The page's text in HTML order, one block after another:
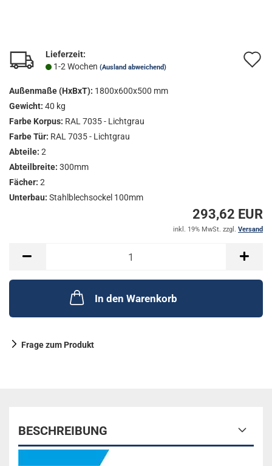
Lieferzeit:
1-2 Wochen (Ausland abweichend)
Außenmaße (HxBxT): 1800x600x500 mm
Gewicht: 40 kg
Farbe Korpus: RAL 7035 - Lichtgrau
Farbe Tür: RAL 7035 - Lichtgrau
Abteile: 2
Abteilbreite: 300mm
Fächer: 2
Unterbau: Stahlblechsockel 100mm
293,62 EUR
inkl. 19% MwSt. zzgl. Versand
In den Warenkorb
Frage zum Produkt
BESCHREIBUNG